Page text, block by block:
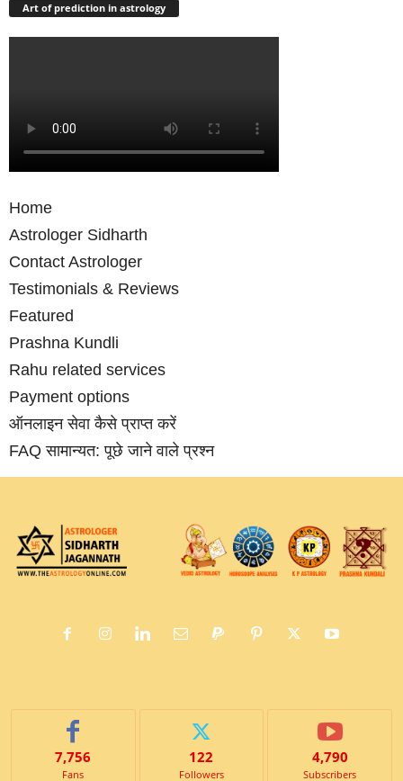
Art of prediction in astrology
Home
Astrologer Sidharth
Contact Astrologer
Testimonials & Reviews
Featured
Prashna Kundli
Rahu related services
Payment options
ऑनलाइन सेवा कैसे प्राप्‍त करें
FAQ सामान्‍यत: पूछे जाने वाले प्रश्‍न
7,756
Fans
122
Followers
4,790
Subscribers